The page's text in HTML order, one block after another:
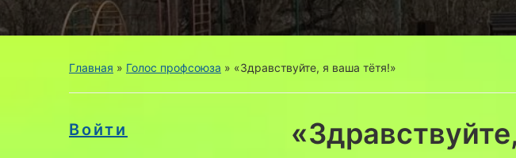
Главная » Голос профсоюза » «Здравствуйте, я ваша тётя!»
Войти